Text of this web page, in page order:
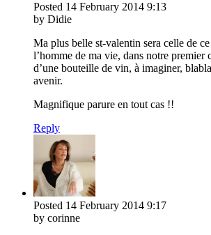
Posted 14 February 2014 9:13
by Didie
Ma plus belle st-valentin sera celle de
l’homme de ma vie, dans notre premier
d’une bouteille de vin, à imaginer,
avenir.
Magnifique parure en tout cas !!
Reply
Posted 14 February 2014 9:17
by corinne